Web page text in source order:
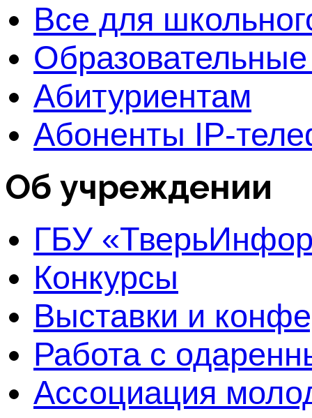
Все для
Абитуриентам
Абоненты IP-
Об учреждении
ГБУ
Конкурсы
Выставки и
Работа с
Ассоциация